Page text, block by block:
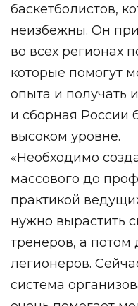
баскетболистов,
неизбежны. Он
во всех регионах
которые помогут
опыта и получать
и сборная России
высоком уровне.
«Необходимо
массового до
практикой
нужно вырастить
тренеров, а
легионеров.
система